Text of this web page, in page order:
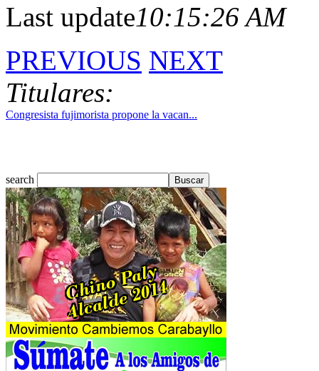
Last update10:15:26 AM
PREVIOUS NEXT
Titulares:
Congresista fujimorista propone la vacan...
search